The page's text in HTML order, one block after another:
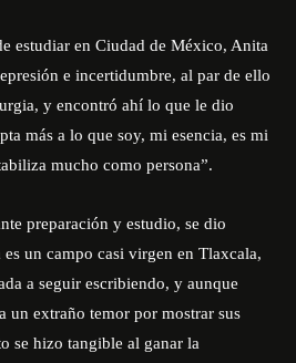
estudiar en Ciudad de México, Anita
e incertidumbre, al par de ello
y encontró ahí lo que le dio
más a lo que soy, mi esencia, es mi
mucho como persona”.
preparación y estudio, se dio
un campo casi virgen en Tlaxcala,
a seguir escribiendo, y aunque
un extraño temor por mostrar sus
se hizo tangible al ganar la